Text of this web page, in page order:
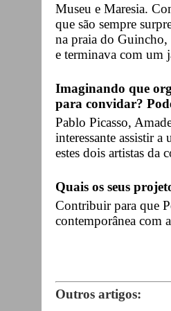
Museu e Maresia.
que são sempre
na praia do Guincho,
e terminava com um
Imaginando que
para convidar?
Pablo Picasso,
interessante assistir
estes dois artistas da
Quais os seus
Contribuir para que
contemporânea com
Outros artigos: